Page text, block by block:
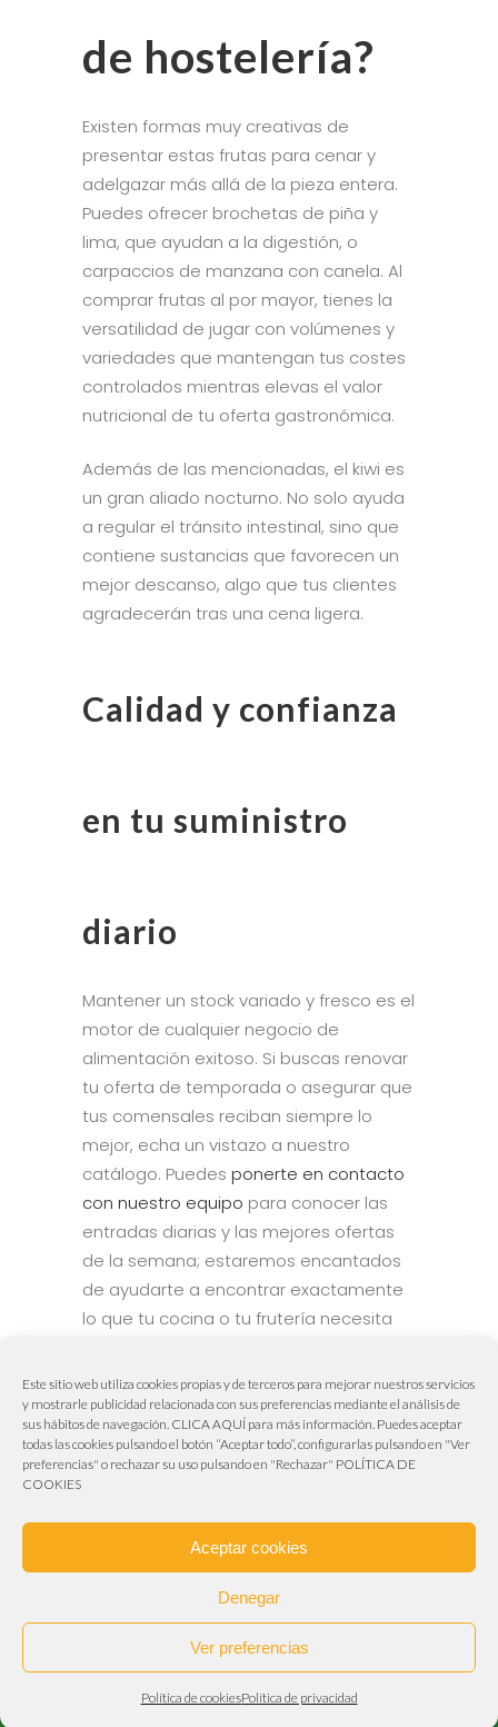
Este sitio web utiliza cookies propias y de terceros para mejorar nuestros servicios
y mostrarle publicidad relacionada con sus preferencias mediante el análisis de
sus hábitos de navegación. CLICA AQUÍ para más información. Puedes aceptar
todas las cookies pulsando el botón “Aceptar todo”, configurarlas pulsando en "Ver
preferencias" o rechazar su uso pulsando en "Rechazar" POLÍTICA DE
COOKIES
Aceptar cookies
Denegar
Ver preferencias
Política de cookiesPolítica de privacidad
de hostelería?
Existen formas muy creativas de
presentar estas frutas para cenar y
adelgazar más allá de la pieza entera.
Puedes ofrecer brochetas de piña y
lima, que ayudan a la digestión, o
carpaccios de manzana con canela. Al
comprar frutas al por mayor, tienes la
versatilidad de jugar con volúmenes y
variedades que mantengan tus costes
controlados mientras elevas el valor
nutricional de tu oferta gastronómica.
Además de las mencionadas, el kiwi es
un gran aliado nocturno. No solo ayuda
a regular el tránsito intestinal, sino que
contiene sustancias que favorecen un
mejor descanso, algo que tus clientes
agradecerán tras una cena ligera.
Calidad y confianza
en tu suministro
diario
Mantener un stock variado y fresco es el
motor de cualquier negocio de
alimentación exitoso. Si buscas renovar
tu oferta de temporada o asegurar que
tus comensales reciban siempre lo
mejor, echa un vistazo a nuestro
catálogo. Puedes ponerte en contacto
con nuestro equipo para conocer las
entradas diarias y las mejores ofertas
de la semana; estaremos encantados
de ayudarte a encontrar exactamente
lo que tu cocina o tu frutería necesita
Aviva Publicidad & Marketing
955 63 00 18 – 606 50 61 62
info@frutasrubioplata.es
Carretera de Sevilla – Málaga – Granada
(Polígono Industrial La Chaparilla). A-92 Km, 4. 41500
Alcalá de Guadaíra (Sevilla)